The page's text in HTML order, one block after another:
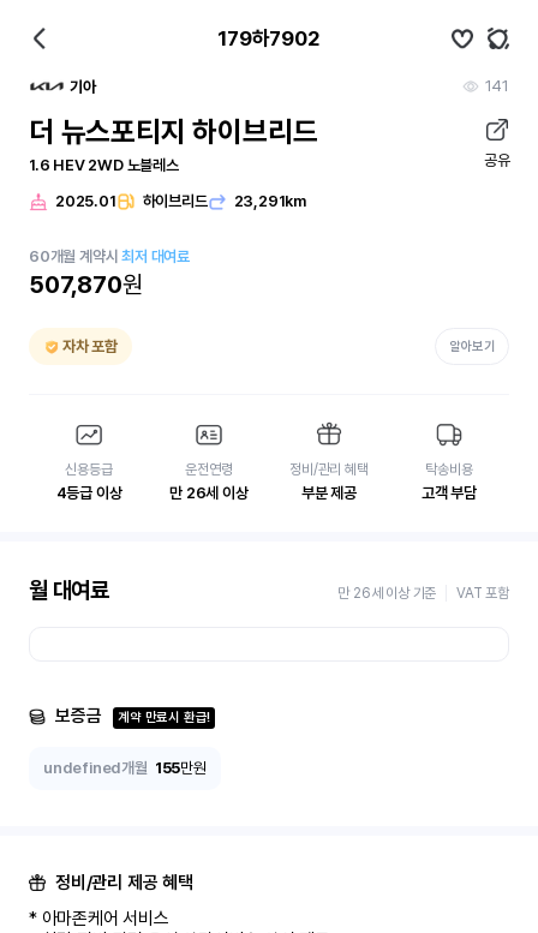
179하7902
기아 141
더 뉴스포티지 하이브리드
1.6 HEV 2WD 노블레스 공유
2025.01 하이브리드 23,291km
60개월 계약시최저 대여료
507,870원
자차 포함 알아보기
신용등급
4등급 이상
운전연령
만 26세 이상
정비/관리 혜택
부분 제공
탁송비용
고객 부담
월 대여료 만 26세 이상 기준 VAT 포함
보증금 계약 만료시 환급!
undefined개월 155만원
정비/관리 제공 혜택
* 아마존케어 서비스